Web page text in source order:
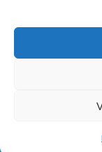
©
Politique de